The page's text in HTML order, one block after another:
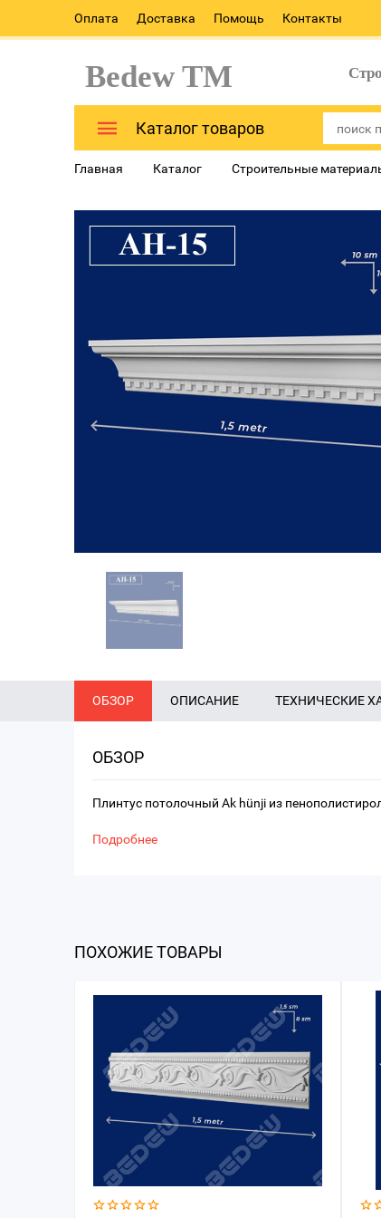
Оплата Доставка Помощь Контакты
Bedew TM
Каталог товаров
Главная Каталог Строительные
ОБЗОР ОПИСАНИЕ ТЕХНИЧЕСКИЕ
ОБЗОР
Плинтус потолочный Ak hünji из
Подробнее
ПОХОЖИЕ ТОВАРЫ